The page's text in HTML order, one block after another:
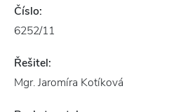
Číslo:
6252/11
Řešitel:
Mgr. Jaromíra Kotíková